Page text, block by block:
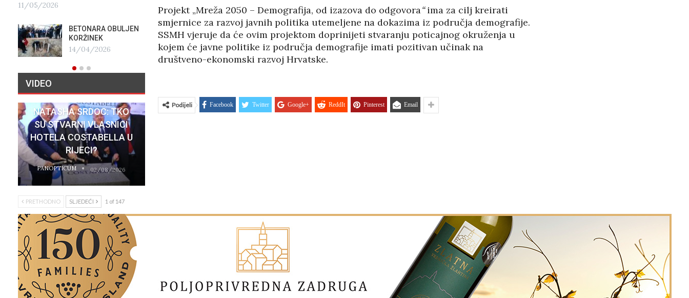
Projekt „Mreža 2050 – Demografija, od izazova do odgovora“ima za cilj kreirati
smjernice za razvoj javnih politika utemeljene na dokazima iz područja demografije.
SSMH vjeruje da će ovim projektom doprinijeti stvaranju poticajnog okruženja u
kojem će javne politike iz područja demografije imati pozitivan učinak na
društveno-ekonomski razvoj Hrvatske.
Podijeli Facebook Twitter Google+ ReddIt Pinterest Email
11/05/2026
BETONARA OBULJEN
KORŽINEK
14/04/2026
TUĐMANOVA
OSTAVŠTINA: NAKON
AIRBUSA STIGLI
RAFALI
17/01/2026
POKLONICI BRANKA
MAMULE U MARŠU
PROTIV HR
08/12/2025
11/05/2026
BETONARA OBULJEN
KORŽINEK
VIDEO
NATASHA SRDOC: TKO
SU STVARNI VLASNICI
HOTELA COSTABELLA U
RIJECI?
PANOPTICUM 02/08/2026
PRETHODNO SLJEDEĆI 1 of 147